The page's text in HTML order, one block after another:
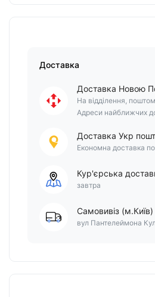
Доставка
Доставка Новою
На відділення,
Адреси найближчих
Доставка Укр
Економна доставка по
Кур'єрська
завтра
Самовивіз (м.Київ)
вул Пантелеймона